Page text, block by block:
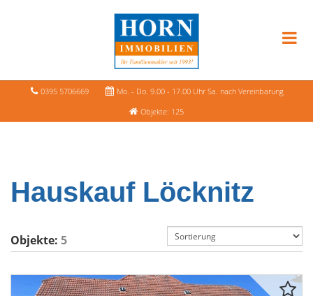
0395 5706669
Mo. - Do. 9.00 - 17.00 Uhr Sa. nach Vereinbarung
Objekte: 125
Hauskauf Löcknitz
Objekte: 5